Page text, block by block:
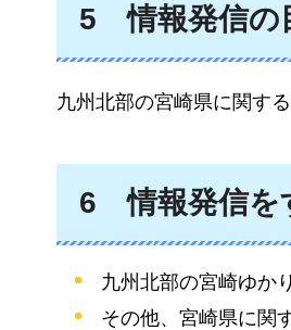
5 情報発信の
九州北部の宮崎県に関す
6 情報発信を
九州北部の宮崎ゆか
その他、宮崎県に関